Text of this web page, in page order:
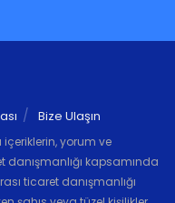
Bize Ulaşın
yorum ve
kapsamında
ticaret danışmanlığı